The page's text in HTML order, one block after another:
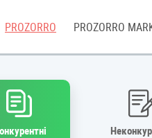
PROZORRO PROZORRO